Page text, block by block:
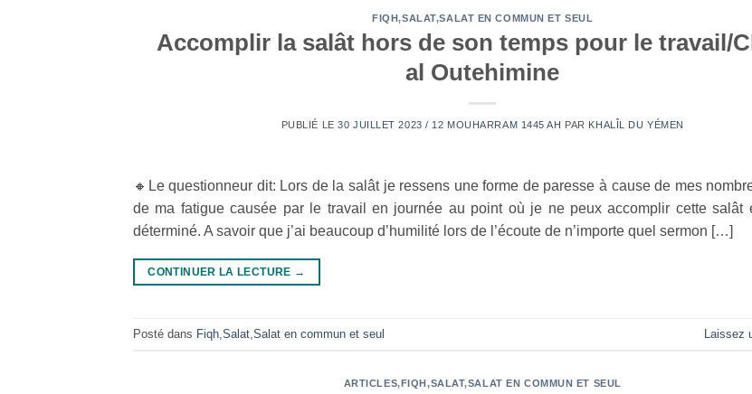
FIQH,SALAT,SALAT EN COMMUN ET SEUL
Accomplir la salât hors de son temps pour le travail/
al Outehimine
PUBLIÉ LE30 JUILLET 2023 / 12 MOUHARRAM 1445 AH PAR KHALÎL DU YÉMEN
🔸Le questionneur dit: Lors de la salât je ressens une forme de paresse à cause de mes
de ma fatigue causée par le travail en journée au point où je ne peux accomplir cette salât
déterminé. A savoir que j’ai beaucoup d’humilité lors de l’écoute de n’importe quel sermon […]
CONTINUER LA LECTURE →
Posté dans Fiqh Salat Salat en commun et seul Laissez
ARTICLES, FIQH ,SALAT,SALAT EN COMMUN ET SEUL